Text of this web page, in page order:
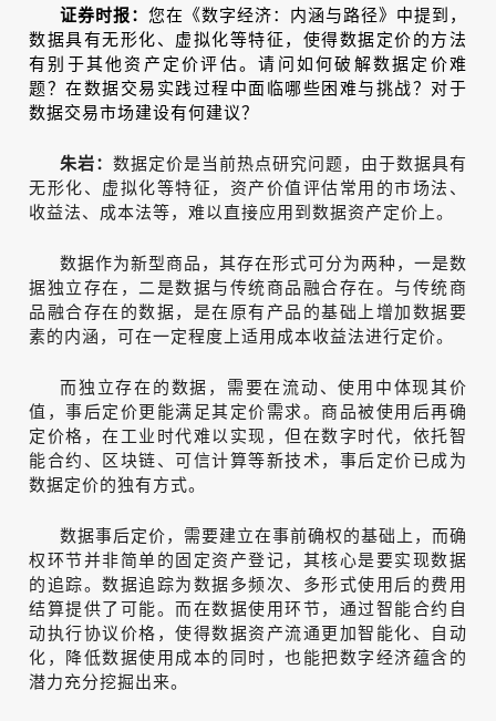
证券时报： 您在《数字经济：内涵与路径》中提到，
数据具有无形化、虚拟化等特征，使得数据定价的方法
有别于其他资产定价评估。请问如何破解数据定价难
题？在数据交易实践过程中面临哪些困难与挑战？对于
数据交易市场建设有何建议？
朱岩： 数据定价是当前热点研究问题，由于数据具有
无形化、虚拟化等特征，资产价值评估常用的市场法、
收益法、成本法等，难以直接应用到数据资产定价上。
数据作为新型商品，其存在形式可分为两种，一是数
据独立存在，二是数据与传统商品融合存在。与传统商
品融合存在的数据，是在原有产品的基础上增加数据要
素的内涵，可在一定程度上适用成本收益法进行定价。
而独立存在的数据，需要在流动、使用中体现其价
值，事后定价更能满足其定价需求。商品被使用后再确
定价格，在工业时代难以实现，但在数字时代，依托智
能合约、区块链、可信计算等新技术，事后定价已成为
数据定价的独有方式。
数据事后定价，需要建立在事前确权的基础上，而确
权环节并非简单的固定资产登记，其核心是要实现数据
的追踪。数据追踪为数据多频次、多形式使用后的费用
结算提供了可能。而在数据使用环节，通过智能合约自
动执行协议价格，使得数据资产流通更加智能化、自动
化，降低数据使用成本的同时，也能把数字经济蕴含的
潜力充分挖掘出来。